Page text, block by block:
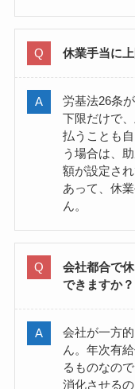
休業手当に
労基法26条
下限だけで
払うことも
う場合は、
額が設定さ
あって、休
ん。
会社都合で
できますか？
会社が一方
ん。年次有
るものなの
消化させる